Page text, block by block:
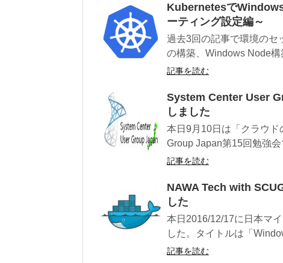
Kubernetesで
ーティング設定編～
過去3回の記事で環境のセ
の構築、Windows Node構
記事を読む
System Center User
しました
本日9月10日は「クラウ
Group Japan第15回勉強会
記事を読む
NAWA Tech with
した
本日2016/12/17に日本マ
した。タイトルは「
記事を読む